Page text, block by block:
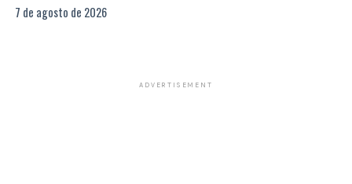
7 de agosto de 2026
ADVERTISEMENT